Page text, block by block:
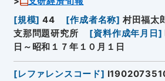
[規模] 44 [作成者名称] 村田福太
支那問題研究所
[資料作成年月日 ]
日～昭和１７年１０月１日
[レファレンスコード]